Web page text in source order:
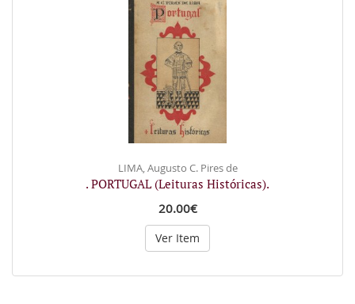
LIMA, Augusto C. Pires de
. PORTUGAL (Leituras Históricas).
20.00€
Ver Item